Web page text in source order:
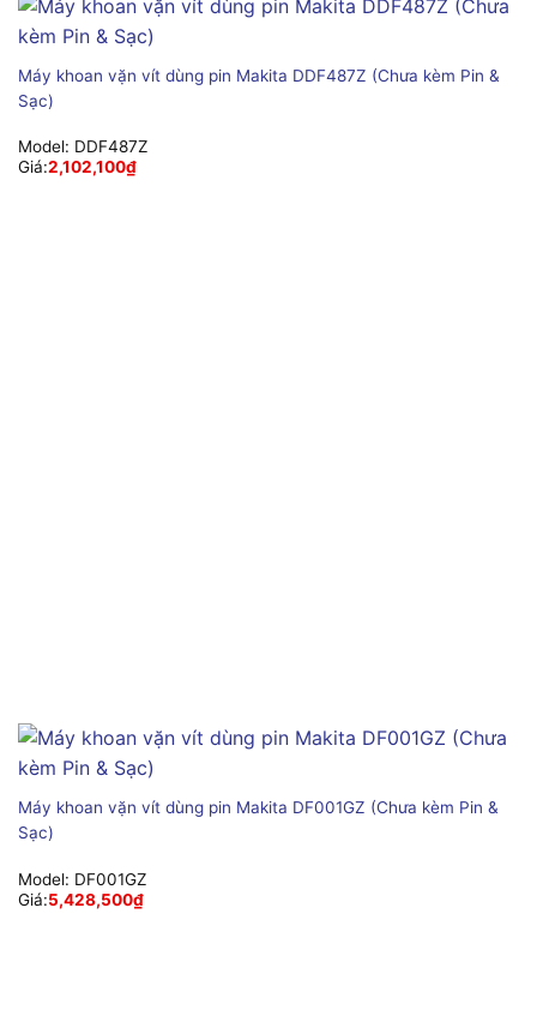
Máy khoan vặn vít dùng pin Makita DDF487Z (Chưa kèm Pin &
Sạc)
Model: DDF487Z
Giá:2,102,100₫
Máy khoan vặn vít dùng pin Makita DF001GZ (Chưa kèm Pin &
Sạc)
Model: DF001GZ
Giá:5,428,500₫